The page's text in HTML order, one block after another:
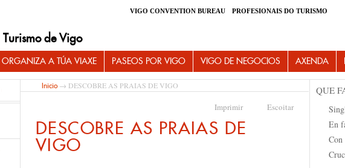
VIGO CONVENTION BUREAU PROFESIONAIS DO TURISMO
Turismo de Vigo
ORGANIZA A TÚA VIAXE PASEOS POR VIGO VIGO DE NEGOCIOS AXENDA
Inicio→ DESCOBRE AS PRAIAS DE VIGO
Imprimir Escoitar
DESCOBRE AS PRAIAS DE
VIGO
QUE
En
Con